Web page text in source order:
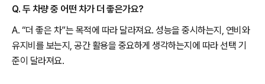
Q. 두 차량 중 어떤 차가 더 좋은가요?
A. “더 좋은 차”는 목적에 따라 달라져요. 성능을 중시하는지, 연비와
유지비를 보는지, 공간 활용을 중요하게 생각하는지에 따라 선택 기
준이 달라져요.